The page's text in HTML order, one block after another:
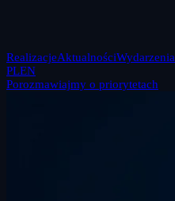
RealizacjeAktualnościWydarzenia
PLEN
Porozmawiajmy o priorytetach